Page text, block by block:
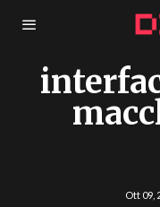
Ott 09,